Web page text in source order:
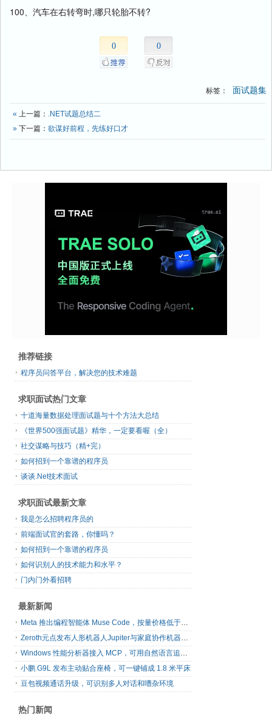
100、汽车在右转弯时,哪只轮胎不转?
0 0
标签： 面试题集
« 上一篇： .NET试题总结二
» 下一篇： 欲谋好前程，先练好口才
推荐链接
程序员问答平台，解决您的技术难题
求职面试热门文章
十道海量数据处理面试题与十个方法大总结
《世界500强面试题》精华，一定要看喔（全）
社交谋略与技巧（精+完）
如何招到一个靠谱的程序员
谈谈.Net技术面试
求职面试最新文章
我是怎么招聘程序员的
前端面试官的套路，你懂吗？
如何招到一个靠谱的程序员
如何识别人的技术能力和水平？
门内门外看招聘
最新新闻
Meta 推出编程智能体 Muse Code，按量价格低于主流同类工具
Zeroth元点发布人形机器人Jupiter与家庭协作机器人N1
Windows 性能分析器接入 MCP，可用自然语言追查系统卡顿
小鹏 G9L 发布主动贴合座椅，可一键铺成 1.8 米平床
豆包视频通话升级，可识别多人对话和嘈杂环境
热门新闻